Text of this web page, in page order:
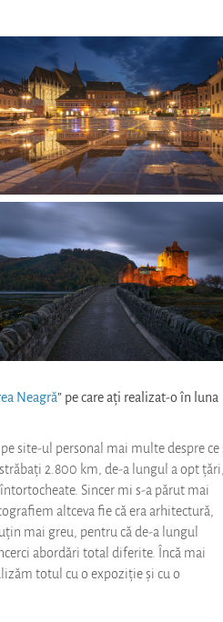
Neagră” pe care ați realizat-o în luna
site-ul personal mai multe despre ce
2.800 km, de-a lungul a opt țări,
Sincer mi s-a părut mai
altceva fie că era arhitectură,
mai greu, pentru că de-a lungul
abordări total diferite. Încă mai
totul cu o expoziție și cu o